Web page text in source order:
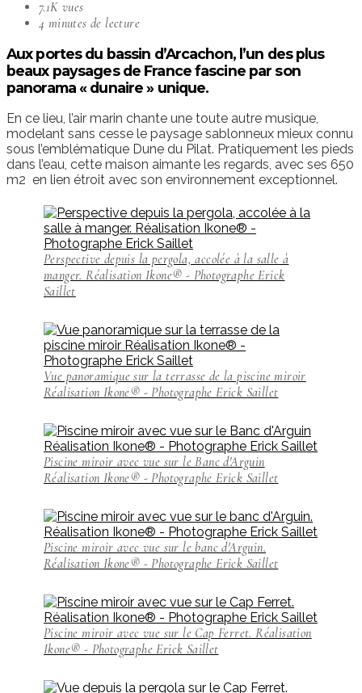
7.1K vues
4 minutes de lecture
Aux portes du bassin d’Arcachon, l’un des plus
beaux paysages de France fascine par son
panorama « dunaire » unique.
En ce lieu, l’air marin chante une toute autre musique,
modelant sans cesse le paysage sablonneux mieux connu
sous l’emblématique Dune du Pilat. Pratiquement les pieds
dans l’eau, cette maison aimante les regards, avec ses 650
m2 en lien étroit avec son environnement exceptionnel.
Perspective depuis la pergola, accolée à la salle à
manger. Réalisation Ikone® - Photographe Erick
Saillet
Vue panoramique sur la terrasse de la piscine miroir
Réalisation Ikone® - Photographe Erick Saillet
Piscine miroir avec vue sur le Banc d'Arguin
Réalisation Ikone® - Photographe Erick Saillet
Piscine miroir avec vue sur le banc d'Arguin.
Réalisation Ikone® - Photographe Erick Saillet
Piscine miroir avec vue sur le Cap Ferret. Réalisation
Ikone® - Photographe Erick Saillet